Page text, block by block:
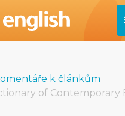
k článkům
of Contemporary